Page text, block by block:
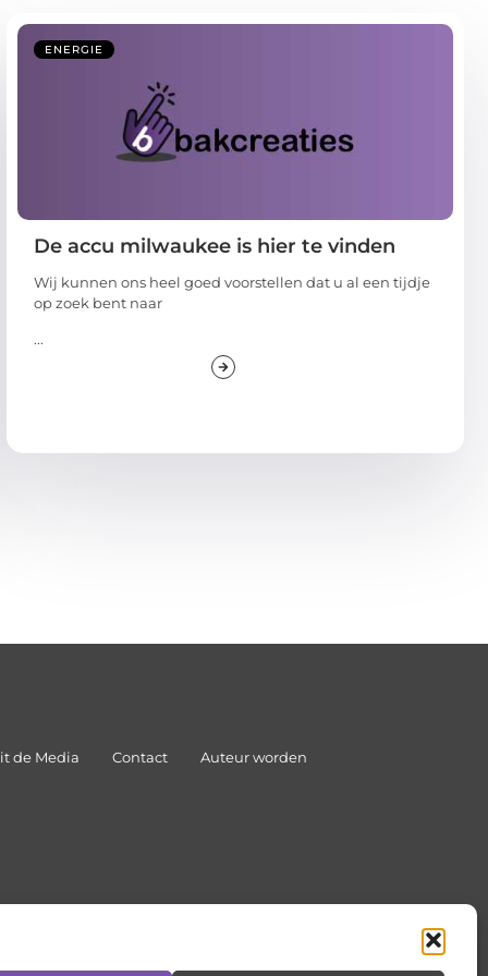
ENERGIE
De accu milwaukee is hier te vinden
Wij kunnen ons heel goed voorstellen dat u al een tijdje
op zoek bent naar
...
de Media Contact
Auteur worden